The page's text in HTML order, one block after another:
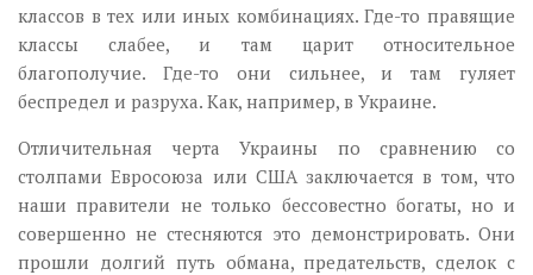
классов в тех или иных комбинациях. Где-то правящие
классы слабее, и там царит относительное
благополучие. Где-то они сильнее, и там гуляет
беспредел и разруха. Как, например, в Украине.
Отличительная черта Украины по сравнению со
столпами Евросоюза или США заключается в том, что
наши правители не только бессовестно богаты, но и
совершенно не стесняются это демонстрировать. Они
прошли долгий путь обмана, предательств, сделок с